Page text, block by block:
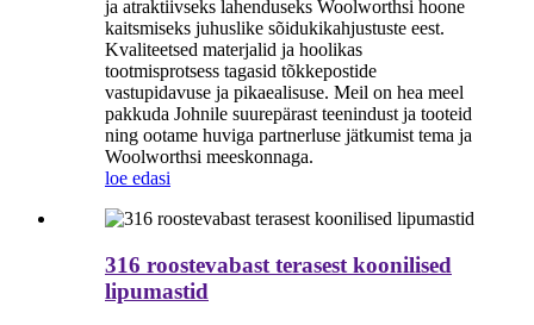
ja atraktiivseks lahenduseks Woolworthsi hoone
kaitsmiseks juhuslike sõidukikahjustuste eest.
Kvaliteetsed materjalid ja hoolikas
tootmisprotsess tagasid tõkkepostide
vastupidavuse ja pikaealisuse. Meil ​​on hea meel
pakkuda Johnile suurepärast teenindust ja tooteid
ning ootame huviga partnerluse jätkumist tema ja
Woolworthsi meeskonnaga.
loe edasi
316 roostevabast terasest koonilised
lipumastid